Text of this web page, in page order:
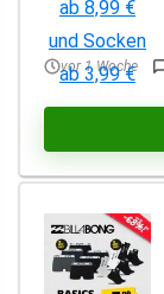
vor 1 Woche